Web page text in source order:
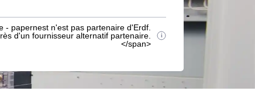
- papernest n'est pas partenaire d'Erdf.
d'un fournisseur alternatif partenaire.
</span>